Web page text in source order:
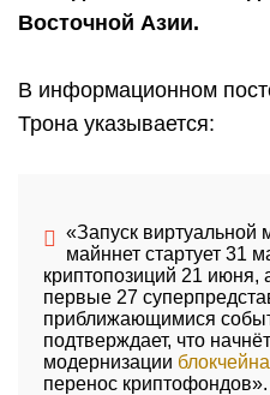
Восточной Азии.
В информационном
Трона указывается:
«Запуск
майннет стартует 31
криптопозиций 21 июня,
первые 27
приближающимися
подтверждает, что
модернизации блокчейна
перенос криптофондов».